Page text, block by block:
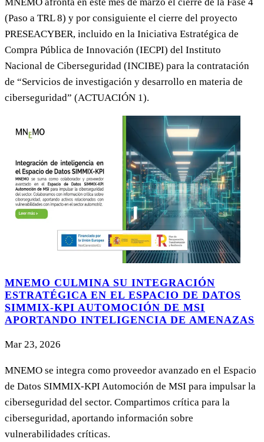
(Paso a TRL 8) y por consiguiente el cierre del proyecto
PRESEACYBER, incluido en la Iniciativa Estratégica de
Compra Pública de Innovación (IECPI) del Instituto
Nacional de Ciberseguridad (INCIBE) para la contratación
de “Servicios de investigación y desarrollo en materia de
ciberseguridad” (ACTUACIÓN 1).
MNEMO CULMINA SU INTEGRACIÓN
ESTRATÉGICA EN EL ESPACIO DE DATOS
SIMMIX-KPI AUTOMOCIÓN DE MSI
APORTANDO INTELIGENCIA DE AMENAZAS
Mar 23, 2026
MNEMO se integra como proveedor avanzado en el Espacio
de Datos SIMMIX-KPI Automoción de MSI para impulsar la
ciberseguridad del sector. Compartimos crítica para la
ciberseguridad, aportando información sobre
vulnerabilidades críticas.